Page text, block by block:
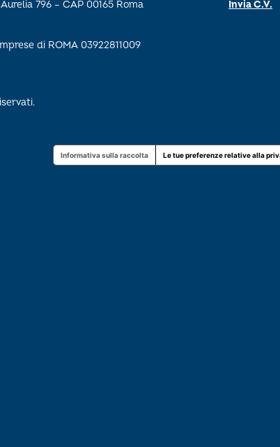
796 – CAP 00165 Roma
di ROMA 03922811009
Invia C.V.
Informativa sulla raccolta Le tue preferenze relative alla